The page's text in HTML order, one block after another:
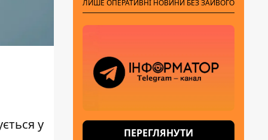
у
ЛИШЕ ОПЕРАТИВНІ НОВИНИ БЕЗ ЗАЙВОГО
ПЕРЕГЛЯНУТИ